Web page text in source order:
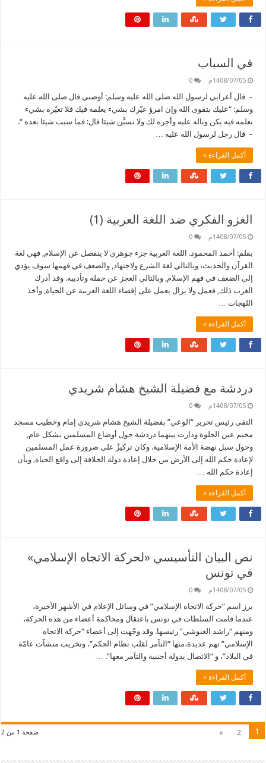
في السباب
1408/07/05م 0
– قال أعرابي لرسول الله صلى الله عليه وسلم: أوصني قال صلى الله عليه
وسلم: “عليك بتقوى الله وإن امرؤ عيّرك بشيء يعلمه فيك فلا تعيّره بشيء
تعلمه فيه يكن وباله عليه وأجره لك ولا تسبَّن شيئا قال: فما سبب شيئا بعده “.
– قال رجل لرسول الله عليه …
أكمل القراءة »
الغزو الفكري ضد اللغة العربية (1)
1408/07/05م 0
بقلم: أحمد المحمود. اللغة العربية جزء جوهري لا ينفصل عن الإسلام, فهي لغة
القرآن والحديث، وبالتالي لغة الشرع ولاجتهاد, والضعف في فهمها سوف يؤدي
إلى الضعف في فهم الإسلام, وبالتالي العجز عن حمله وتأديبه. وقد أدرك
الغرب ذلك, فعمل ولا يزال يعمل على إقصاء اللغة العربية عن الحياة, وأخذ
اللهجات …
أكمل القراءة »
دردشة مع فضيلة الشيخ هشام شريدي
1408/07/05م 0
التقى رئيس تحرير “الوعي” بفضيلة الشيخ هشام شريدي إمام وخطيب مسجد
مخيم عين الحلوة ودارت بينهما دردشة حول أوضاع المسلمين بشكل عام,
وحول سبل نهضة الأمة الإسلامية. وكان تركيزٌ على ضرورة عمل المسلمين
لإعادة حكم الله إلى الأرض من خلال إعادة دولة الخلافة إلى واقع الحياة, وبأن
إعادة حكم الله …
أكمل القراءة »
نص البيان التأسيسي «لحركة الاتجاه الإسلامي»
في تونس
1408/07/05م 0
برز اسم “حركة الاتجاه الإسلامي” في وسائل الإعلام في الأشهر الأخيرة،
عندما قامت السلطات في تونس باعتقال ومحاكمة أعضاء من هذه الحركة،
ومنهم “راشد الغنوشي” رئيسها. وقد وجّهت إلى أعضاء “حركة الاتجاه
الإسلامي” تهم عديدة،منها “التآمر لقلب نظام الحكم”، وتخريب منشآت عامّة
في البلاد”، و “الاتصال بدولة أجنبية والتآمر معها”. …
أكمل القراءة »
صفحة 1 من 2 1
2
»